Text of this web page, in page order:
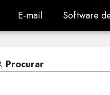
E-mail
E-mail Software
Software
Procurar